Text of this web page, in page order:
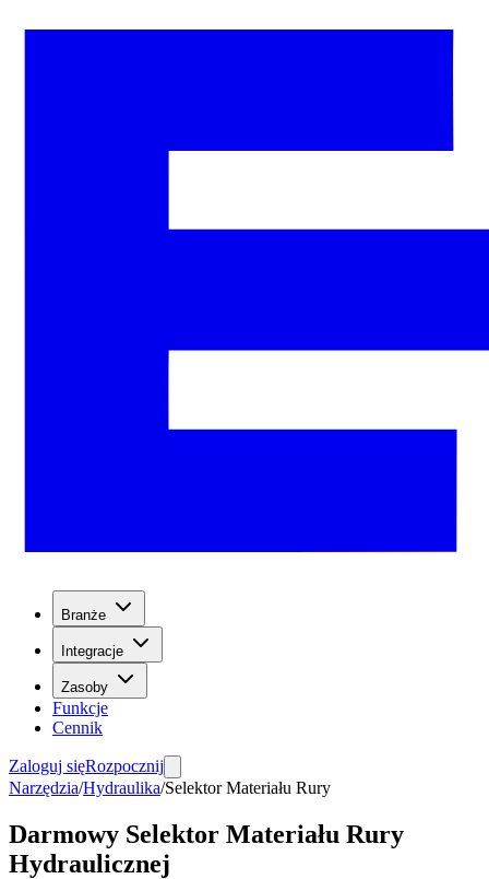
Branże
Integracje
Zasoby
Funkcje
Cennik
Zaloguj sięRozpocznij
Narzędzia/Hydraulika/Selektor Materiału Rury
Darmowy Selektor Materiału Rury
Hydraulicznej